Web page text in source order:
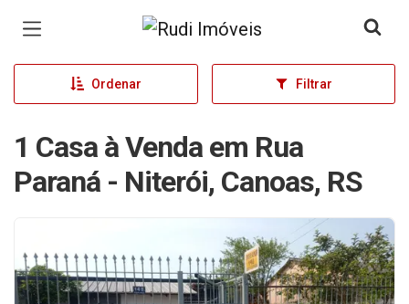
Página inicial
Ordenar Filtrar
1 Casa à Venda em Rua
Paraná - Niterói, Canoas, RS